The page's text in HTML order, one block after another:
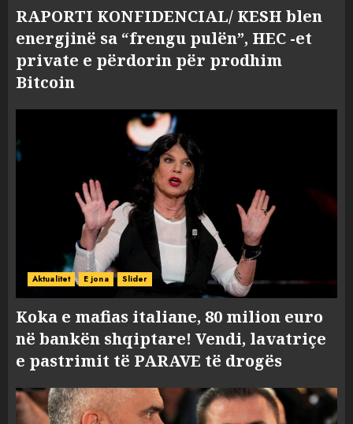
RAPORTI KONFIDENCIAL/ KESH blen
energjinë sa “frengu pulën”, HEC -et
private e përdorin për prodhim
Bitcoin
Aktualitet E jona Slider
Koka e mafias italiane, 80 milion euro
në bankën shqiptare! Vendi, lavatriçe
e pastrimit të PARAVE të drogës